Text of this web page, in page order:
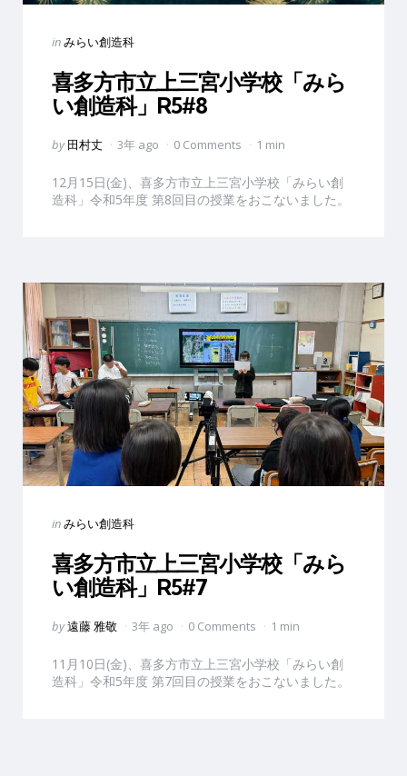
Categories
Posted
inみらい創造科
喜多方市立上三宮小学校「みら
い創造科」R5#8
Posted
by 田村丈 3年 ago 0 Comments 1 min
12月15日(金)、喜多方市立上三宮小学校「みらい創
造科」令和5年度 第8回目の授業をおこないました。
Categories
Posted
inみらい創造科
喜多方市立上三宮小学校「みら
い創造科」R5#7
Posted
by遠藤 雅敬 3年 ago 0 Comments 1 min
11月10日(金)、喜多方市立上三宮小学校「みらい創
造科」令和5年度 第7回目の授業をおこないました。